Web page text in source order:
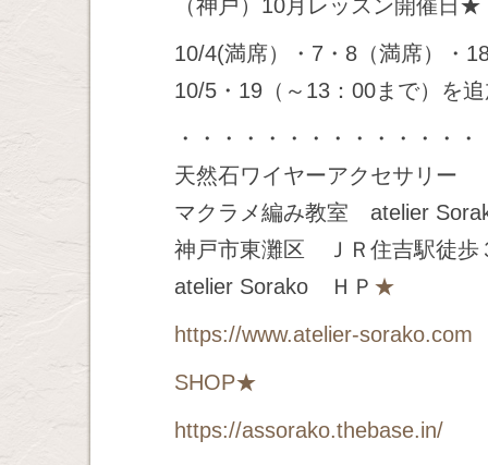
（神戸）10月レッスン開催日★
10/4(満席）・7・8（満席）・
10/5・19（～13：00まで）を
・・・・・・・・・・・・・・
天然石ワイヤーアクセサリー
マクラメ編み教室 atelier
神戸市東灘区 ＪＲ住吉駅徒歩
atelier Sorako ＨＰ ★
https://www.atelier-sorako.com
SHOP★
https://assorako.thebase.in/